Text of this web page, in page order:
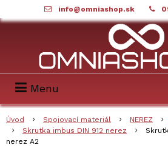
info@omniashop.sk
Menu
Úvod Spojovací materiál NEREZ
Skrutka imbus DIN 912 nerez
nerez A2